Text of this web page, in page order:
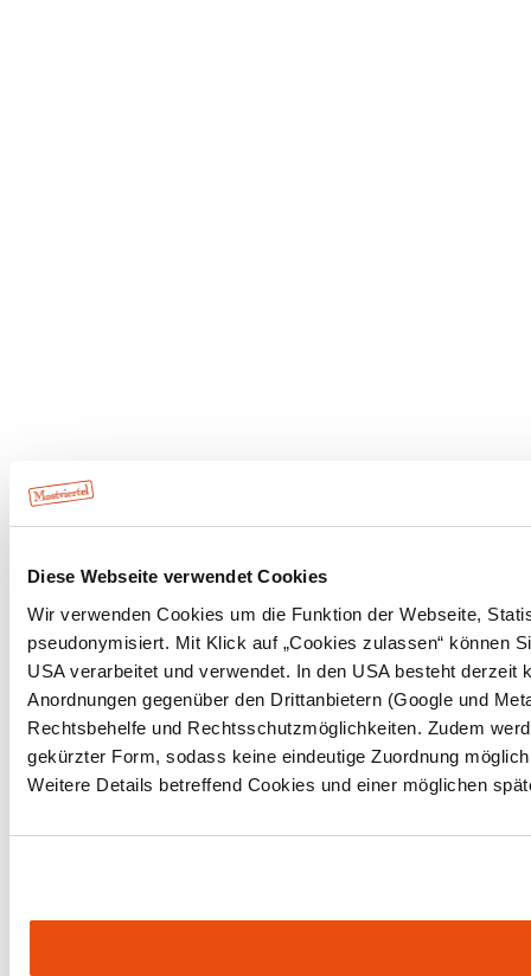
Diese Webseite verwendet Cookies
Wir verwenden Cookies um die Funktion der Webseite,
pseudonymisiert. Mit Klick auf „Cookies zulassen“ können
USA verarbeitet und verwendet. In den USA besteht
Anordnungen gegenüber den Drittanbietern (Google und
Rechtsbehelfe und Rechtsschutzmöglichkeiten. Zudem
gekürzter Form, sodass keine eindeutige Zuordnung
Weitere Details betreffend Cookies und einer möglichen